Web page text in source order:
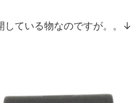
ている物なのですが。。↓